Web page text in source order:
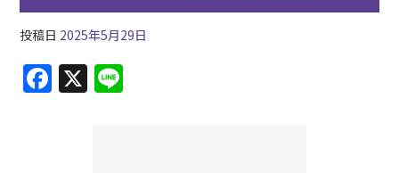
投稿日 2025年5月29日
F
a
X